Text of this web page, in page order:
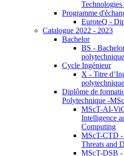
Programme
EuroteQ -
Catalogue 2022 - 2023
Bachelor
BS -
polytechnique
Cycle Ingénieur
X - Titre
polytechnique
Diplôme de
Polytechnique -
MScT-AI-
Intelligence
Computing
MScT-CTD -
Threats and
MScT-DSB -